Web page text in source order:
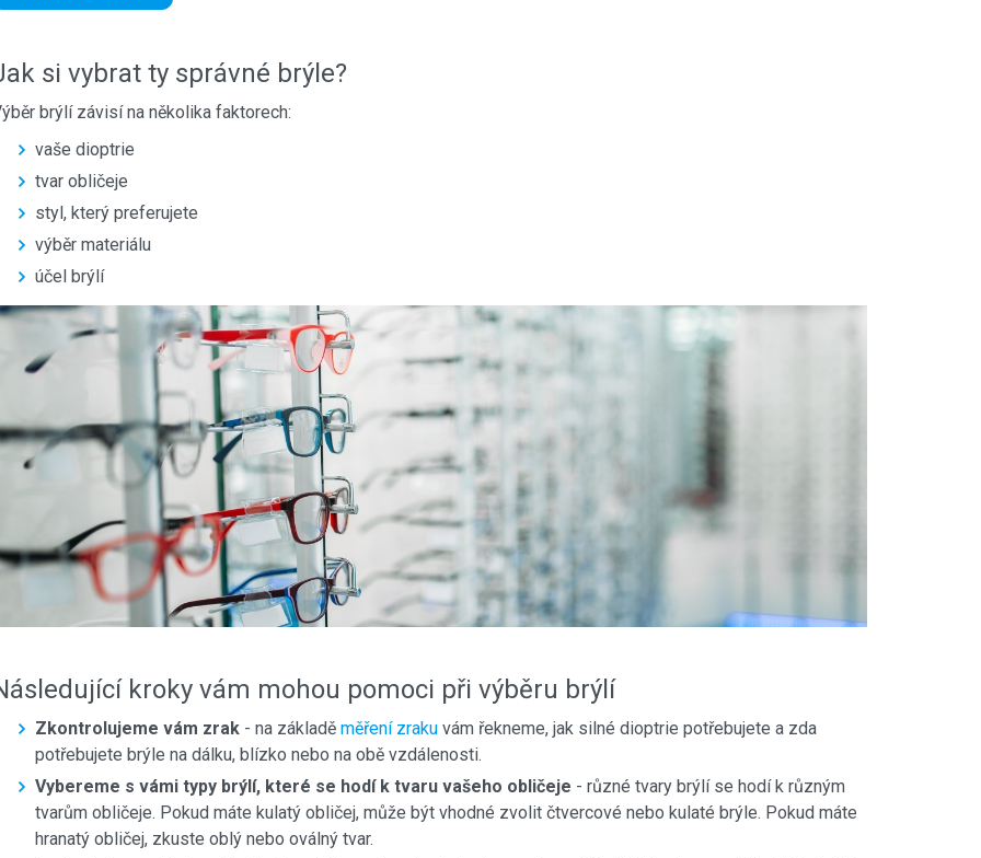
si vybrat ty správné brýle?
brýlí závisí na několika faktorech:
vaše dioptrie
tvar obličeje
styl, který preferujete
výběr materiálu
účel brýlí
kroky vám mohou pomoci při výběru brýlí
Zkontrolujeme vám zrak - na základě měření zraku vám řekneme, jak silné dioptrie potřebujete a zda
potřebujete brýle na dálku, blízko nebo na obě vzdálenosti.
Vybereme s vámi typy brýlí, které se hodí k tvaru vašeho obličeje - různé tvary brýlí se hodí k různým
tvarům obličeje. Pokud máte kulatý obličej, může být vhodné zvolit čtvercové nebo kulaté brýle. Pokud máte
hranatý obličej, zkuste oblý nebo oválný tvar.